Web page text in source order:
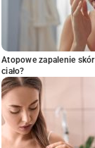
Atopowe zapalenie
ciało?